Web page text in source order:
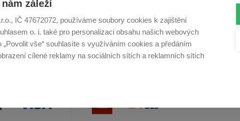
záleží
IČ 47672072, používáme soubory cookies k zajištění
o. i. také pro personalizaci obsahu našich webových
vše“ souhlasíte s využíváním cookies a předáním
cílené reklamy na sociálních sítích a reklamních sítích
Profikuchar.sk Profikoch.at Profiszakacs.hu